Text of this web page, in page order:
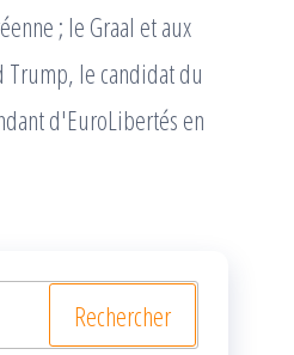
; le Graal et aux
Trump, le candidat du
d'EuroLibertés en